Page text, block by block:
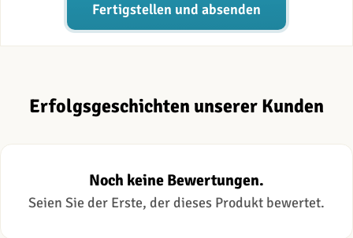
Fertigstellen und absenden
Erfolgsgeschichten unserer Kunden
Noch keine Bewertungen.
Seien Sie der Erste, der dieses Produkt bewertet.